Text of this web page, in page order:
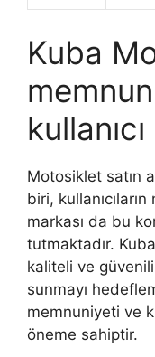
Kuba
Motosiklet satın
biri,
markası da bu
tutmaktadır.
kaliteli ve
sunmayı
memnuniyeti ve
öneme sahiptir.